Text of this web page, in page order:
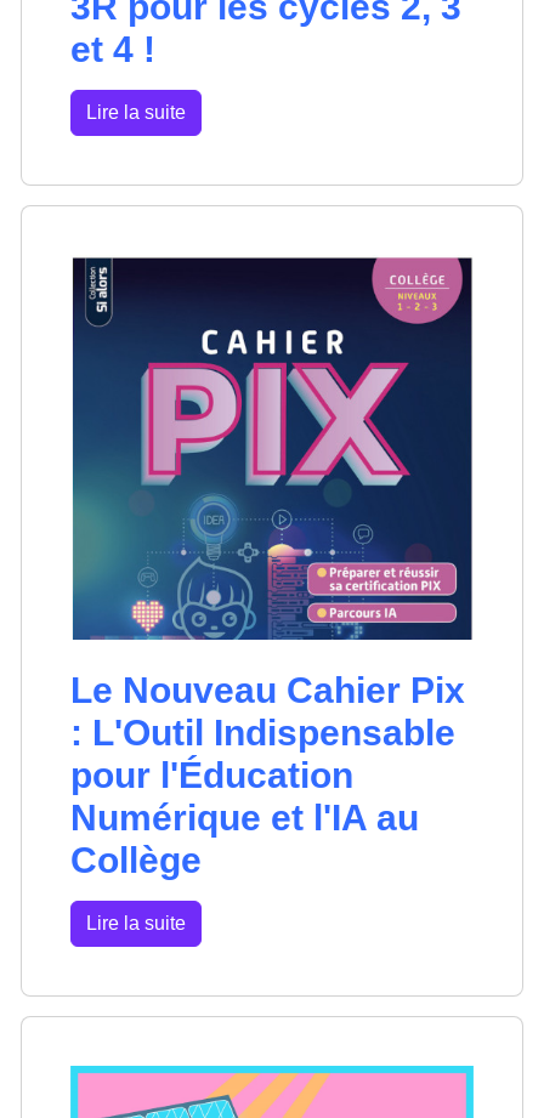
et 4 !
Lire la suite
Le Nouveau Cahier Pix
: L'Outil Indispensable
pour l'Éducation
Numérique et l'IA au
Collège
Lire la suite